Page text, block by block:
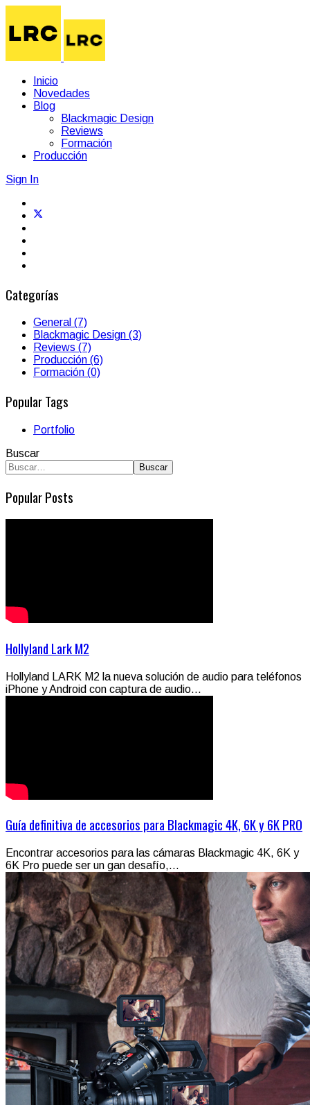
Inicio
Novedades
Blog
Blackmagic Design
Reviews
Formación
Producción
Sign In
Categorías
General (7)
Blackmagic Design (3)
Reviews (7)
Producción (6)
Formación (0)
Popular Tags
Portfolio
Buscar
Buscar
Popular Posts
Hollyland Lark M2
Hollyland LARK M2 la nueva solución de audio para teléfonos
iPhone y Android con captura de audio...
Guía definitiva de accesorios para Blackmagic 4K, 6K y 6K PRO
Encontrar accesorios para las cámaras Blackmagic 4K, 6K y
6K Pro puede ser un gan desafío,...